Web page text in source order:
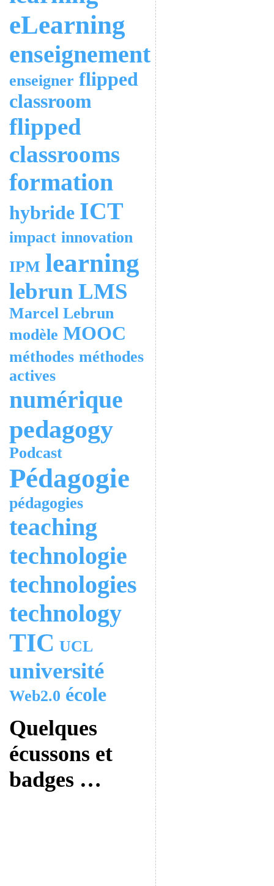
eLearning
enseignement
enseigner flipped
classroom
flipped
classrooms
formation
hybride ICT
impact innovation
IPM learning
lebrun LMS
Marcel Lebrun
modèle MOOC
méthodes méthodes
actives
numérique
pedagogy
Podcast
Pédagogie
pédagogies
teaching
technologie
technologies
technology
TIC UCL
université
Web2.0 école
Quelques
écussons et
badges …